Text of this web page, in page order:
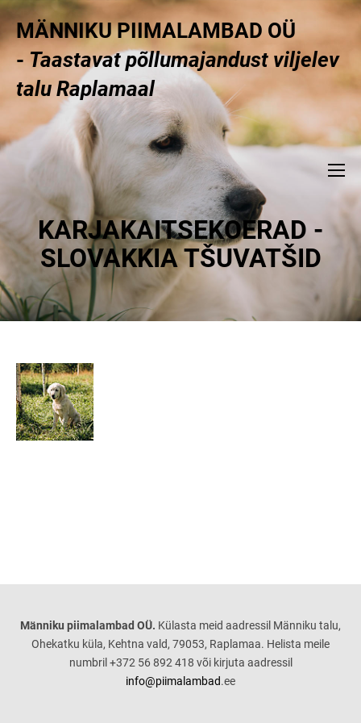
MÄNNIKU PIIMALAMBAD OÜ
-Taastavat põllumajandust viljelev
talu Raplamaal
KARJAKAITSEKOERAD -
SLOVAKKIA TŠUVATŠID
Männiku piimalambad OÜ. Külasta meid aadressil Männiku talu,
Ohekatku küla, Kehtna vald, 79053, Raplamaa. Helista meile
numbril +372 56 892 418 või kirjuta aadressil
info@piimalambad.ee